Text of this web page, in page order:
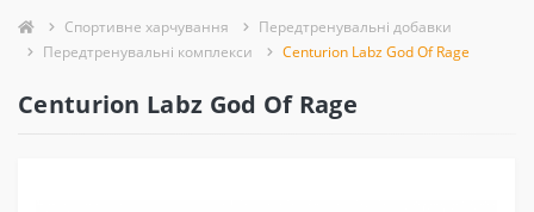
Спортивне харчування
Передтренувальні добавки
Передтренувальні комплекси
Centurion Labz God Of Rage
Centurion Labz God Of Rage